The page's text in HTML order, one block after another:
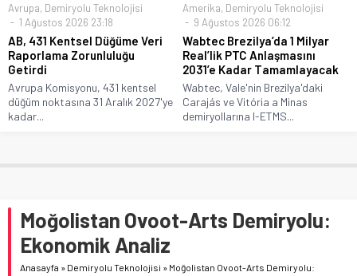
Avrupa, Demiryolu Teknolojisi
1 Ağustos 2026 23:18
AB, 431 Kentsel Düğüme Veri
Raporlama Zorunluluğu
Getirdi
Avrupa Komisyonu, 431 kentsel
düğüm noktasına 31 Aralık 2027'ye
kadar...
Amerika, Demiryolu Teknolojisi
9 Ağustos 2026 06:12
Wabtec Brezilya’da 1 Milyar
Real’lik PTC Anlaşmasını
2031’e Kadar Tamamlayacak
Wabtec, Vale'nin Brezilya'daki
Carajás ve Vitória a Minas
demiryollarına I-ETMS...
Moğolistan Ovoot-Arts Demiryolu:
Ekonomik Analiz
Anasayfa » Demiryolu Teknolojisi » Moğolistan Ovoot-Arts Demiryolu: